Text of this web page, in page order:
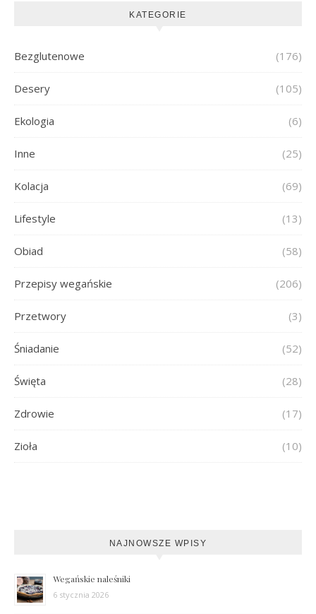
KATEGORIE
Bezglutenowe (176)
Desery (105)
Ekologia (6)
Inne (25)
Kolacja (69)
Lifestyle (13)
Obiad (58)
Przepisy wegańskie (206)
Przetwory (3)
Śniadanie (52)
Święta (28)
Zdrowie (17)
Zioła (10)
NAJNOWSZE WPISY
Wegańskie naleśniki
6 stycznia 2026